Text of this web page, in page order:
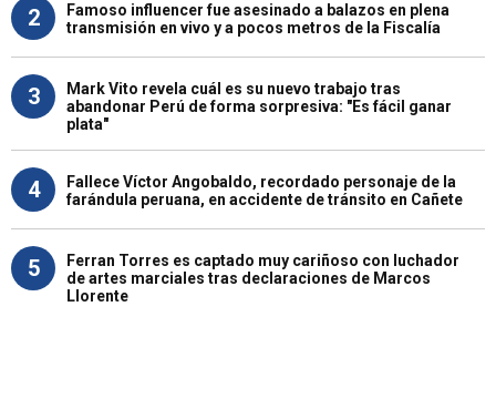
2
Famoso influencer fue asesinado a balazos en plena
transmisión en vivo y a pocos metros de la Fiscalía
3
Mark Vito revela cuál es su nuevo trabajo tras
abandonar Perú de forma sorpresiva: "Es fácil ganar
plata"
4
Fallece Víctor Angobaldo, recordado personaje de la
farándula peruana, en accidente de tránsito en Cañete
5
Ferran Torres es captado muy cariñoso con luchador
de artes marciales tras declaraciones de Marcos
Llorente